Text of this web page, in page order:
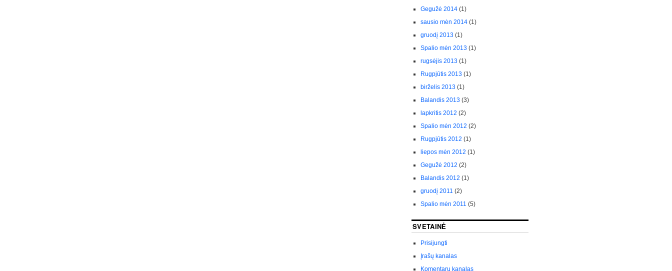
Gegužė 2014(1)
sausio mėn 2014(1)
gruodį 2013(1)
Spalio mėn 2013(1)
rugsėjis 2013(1)
Rugpjūtis 2013(1)
birželis 2013(1)
Balandis 2013(3)
lapkritis 2012 (2)
Spalio mėn 2012 (2)
Rugpjūtis 2012 (1)
liepos mėn 2012 (1)
Gegužė 2012 (2)
Balandis 2012 (1)
gruodį 2011 (2)
Spalio mėn 2011 (5)
SVETAINĖ
Prisijungti
Įrašų kanalas
Komentarų kanalas